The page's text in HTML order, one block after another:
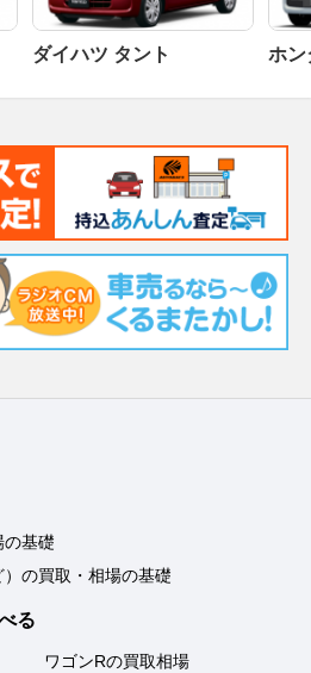
ダイハツ タント ホン
基礎
の買取・相場の基礎
る
ワゴンRの買取相場